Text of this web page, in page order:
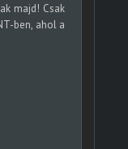
majd! Csak
ben, ahol a